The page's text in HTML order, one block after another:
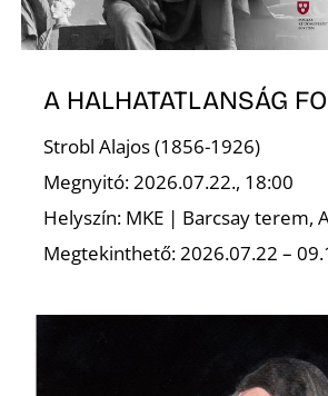
A HALHATATLANSÁG
Strobl Alajos (1856-1926)
Megnyitó: 2026.07.22., 18:00
Helyszín: MKE | Barcsay terem,
Megtekinthető: 2026.07.22 –